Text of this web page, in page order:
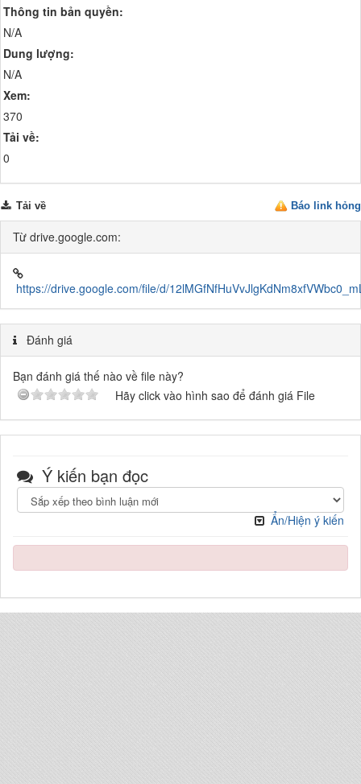
Thông tin bản quyền:
N/A
Dung lượng:
N/A
Xem:
370
Tải về:
0
Báo link hỏng
Tải về
Từ drive.google.com:
https://drive.google.com/file/d/
Đánh giá
Bạn đánh giá thế nào về file này?
Hãy click vào hình sao để đánh giá File
Ý kiến bạn đọc
Ẩn/Hiện ý kiến